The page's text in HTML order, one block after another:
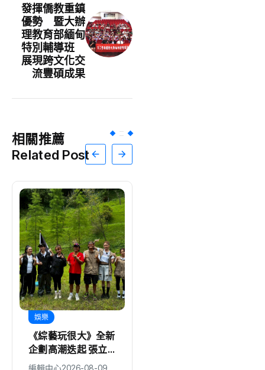
發揮僑教重鎮
優勢 暨大辦
理教育部緬甸
特別輔導班
展現跨文化交
流豐碩成果
相關推薦
Related Post
娛樂
《綜藝玩很大》全新
企劃高潮迭起 張立
東、大芭 冤家組合
編輯中心2026-08-09